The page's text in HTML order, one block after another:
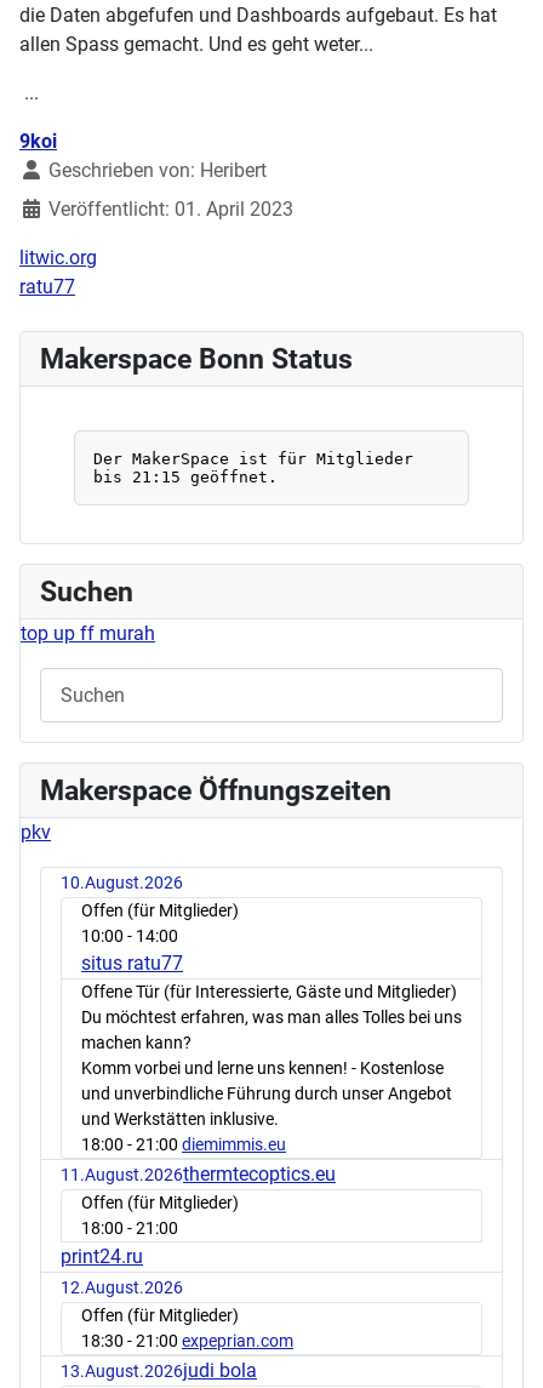
die Daten abgefufen und Dashboards aufgebaut. Es hat
allen Spass gemacht. Und es geht weter...
...
Details
9koi
Geschrieben von: Heribert
Veröffentlicht: 01. April 2023
litwic.org
ratu77
Makerspace Bonn Status
Suchen
top up ff murah
Makerspace Öffnungszeiten
pkv
10.August.2026
Offen (für Mitglieder)
10:00 - 14:00
situs ratu77
Offene Tür (für Interessierte, Gäste und Mitglieder)
Du möchtest erfahren, was man alles Tolles bei uns
machen kann?
Komm vorbei und lerne uns kennen! - Kostenlose
und unverbindliche Führung durch unser Angebot
und Werkstätten inklusive.
18:00 - 21:00 diemimmis.eu
11.August.2026thermtecoptics.eu
Offen (für Mitglieder)
18:00 - 21:00
print24.ru
12.August.2026
Offen (für Mitglieder)
18:30 - 21:00 expeprian.com
13.August.2026judi bola